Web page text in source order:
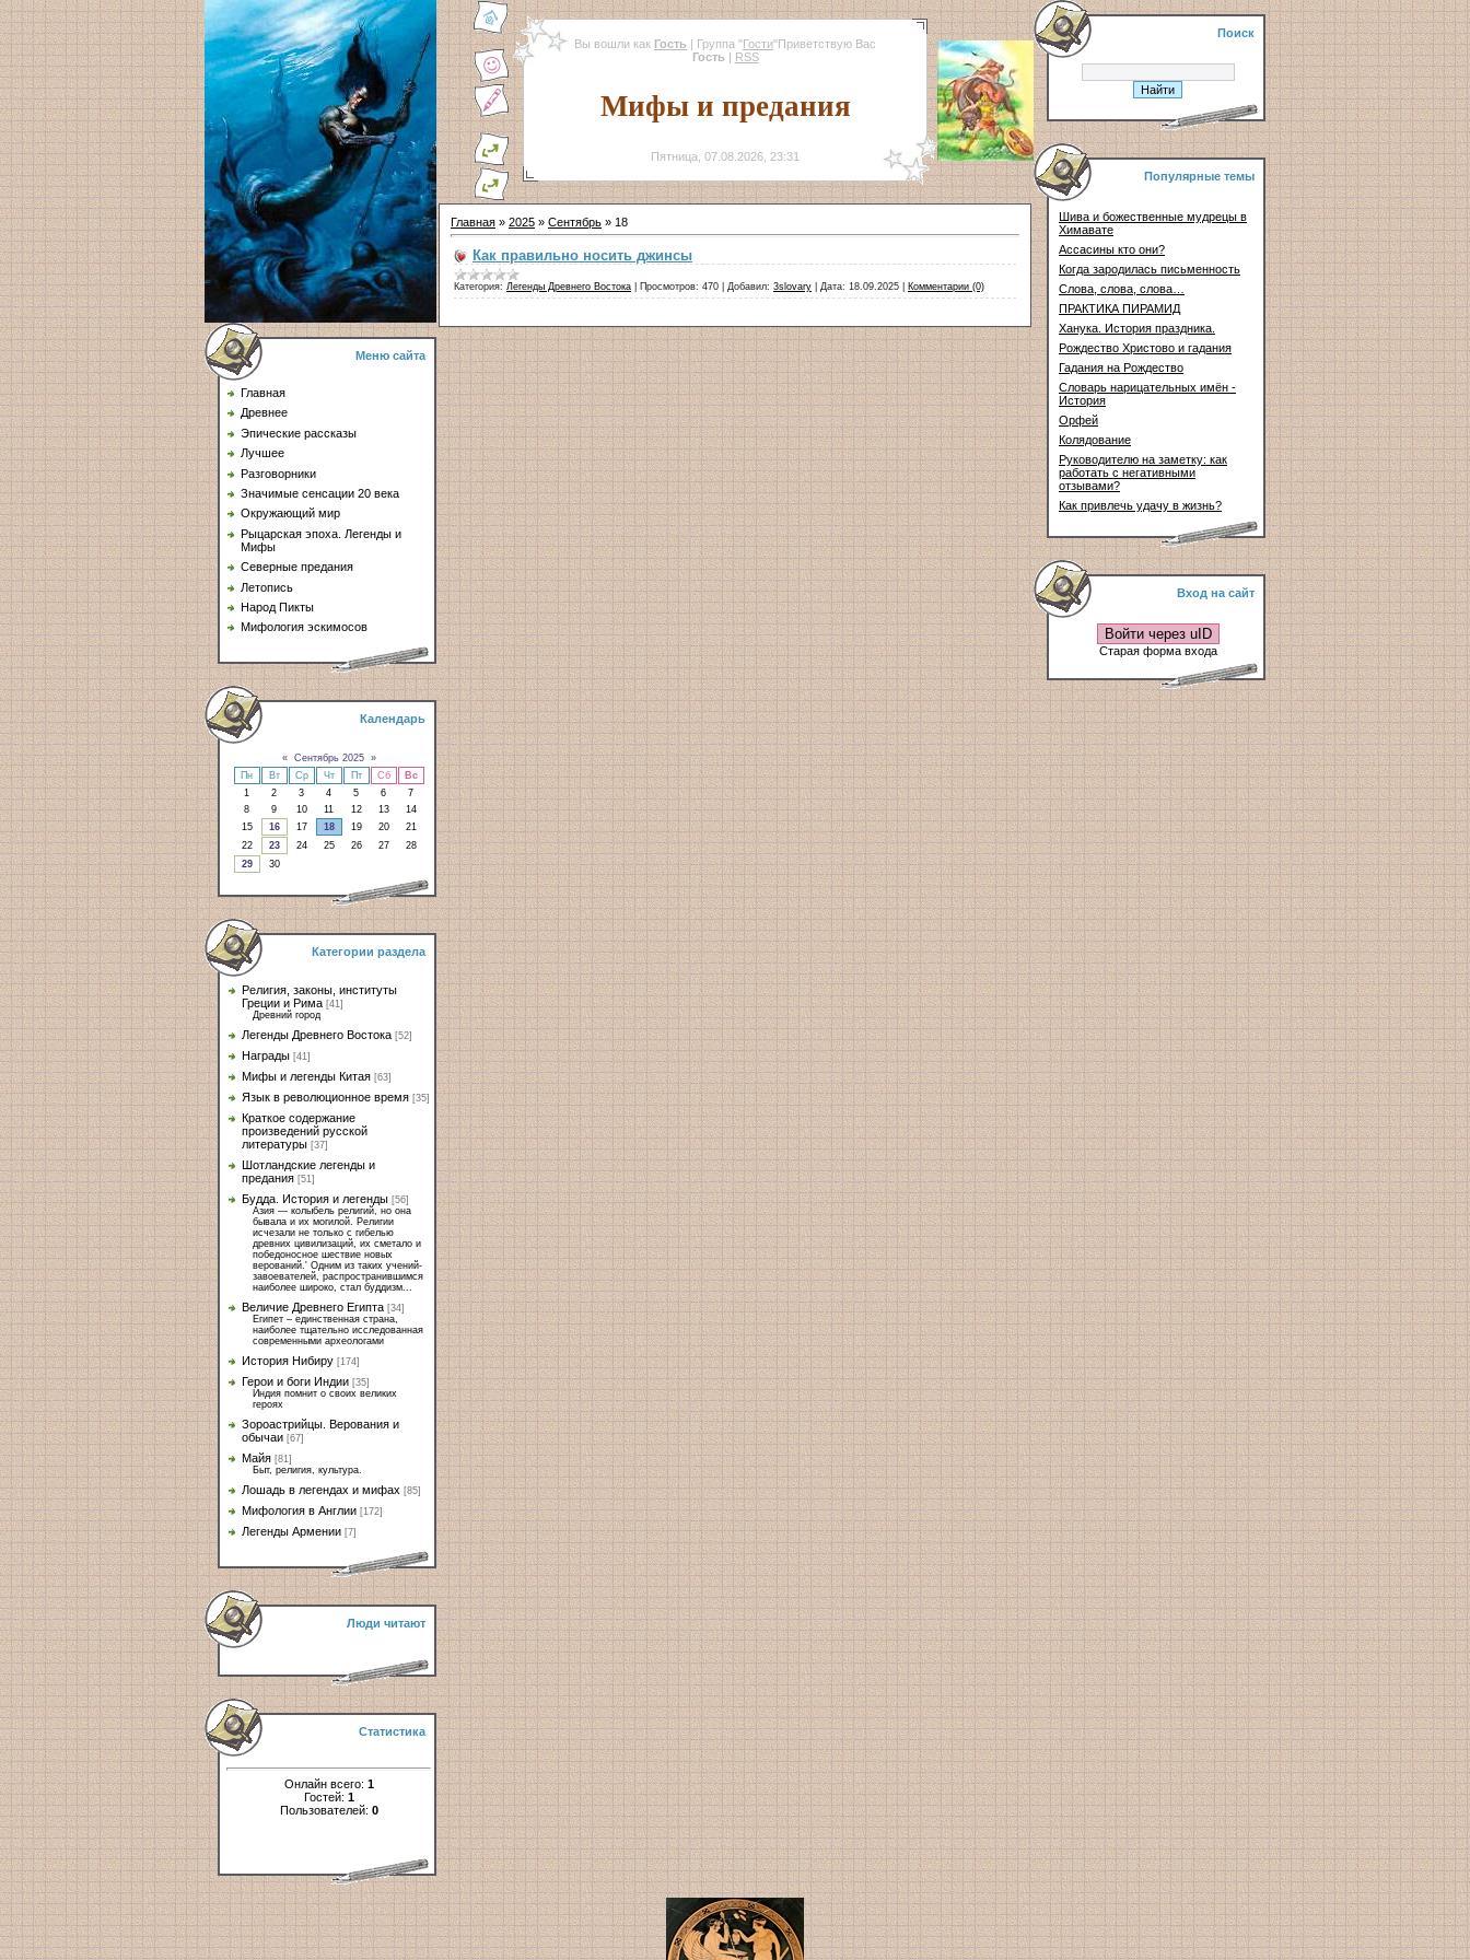
Меню сайта
Главная
Древнее
Эпические рассказы
Лучшее
Разговорники
Значимые сенсации 20 века
Окружающий мир
Рыцарская эпоха. Легенды и
Мифы
Северные предания
Летопись
Народ Пикты
Мифология эскимосов
Календарь
« Сентябрь 2025
»
Пн
Вт Ср Чт Пт Сб
Вс
1
2 3 4 5 6
7
8
9 10 11 12 13
14
15
16 17 18 19 20
21
22
23 24 25 26 27
28
29
30
Категории раздела
Религия, законы, институты
Греции и Рима [41]
Древний город
Легенды Древнего Востока [52]
Награды [41]
Мифы и легенды Китая [63]
Язык в революционное время [35]
Краткое содержание
произведений русской
литературы [37]
Шотландские легенды и
предания [51]
Будда. История и легенды [56]
Азия — колыбель религий, но она
бывала и их могилой. Религии
исчезали не только с гибелью
древних цивилизаций, их сметало и
победоносное шествие новых
верований.' Одним из таких учений-
завоевателей, распространившимся
наиболее широко, стал буддизм...
Величие Древнего Египта [34]
Египет – единственная страна,
наиболее тщательно исследованная
современными археологами
История Нибиру [174]
Герои и боги Индии [35]
Индия помнит о своих великих
героях
Зороастрийцы. Верования и
обычаи [67]
Майя [81]
Быт, религия, культура.
Лошадь в легендах и мифах [85]
Мифология в Англии [172]
Легенды Армении [7]
Люди читают
Статистика
Онлайн всего: 1
Гостей: 1
Пользователей: 0
Вы вошли как Гость | Группа "Гости"Приветствую Вас
Гость | RSS
Мифы и предания
Пятница, 07.08.2026, 23:31
Главная » 2025 » Сентябрь » 18
Как правильно носить джинсы
Категория: Легенды Древнего Востока Просмотров: 470 Добавил: 3slovary Дата: 18.09.2025 Комментарии (0)
Поиск
Популярные темы
Шива и божественные мудрецы в
Химавате
Ассасины кто они?
Когда зародилась письменность
Слова, слова, слова…
ПРАКТИКА ПИРАМИД
Ханука. История праздника.
Рождество Христово и гадания
Гадания на Рождество
Словарь нарицательных имён -
История
Орфей
Колядование
Руководителю на заметку: как
работать с негативными
отзывами?
Как привлечь удачу в жизнь?
Вход на сайт
Войти через uID
Старая форма входа